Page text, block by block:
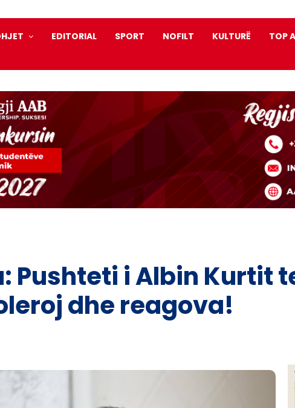
EDITORIAL SPORT NOFILT KULTURË TOP
Pushteti i Albin Kurtit
dhe reagova!